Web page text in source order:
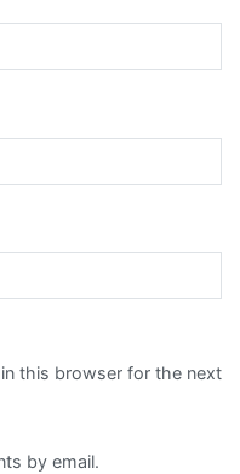
this browser for the next
by email.